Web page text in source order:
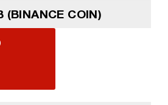
(BINANCE COIN)